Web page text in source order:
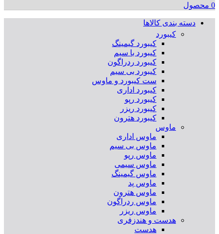
0 محصول
دسته بندی کالاها
کیبورد
کیبورد گیمینگ
کیبورد با سیم
کیبورد ردراگون
کیبورد بی سیم
ست کیبورد و ماوس
کیبورد اداری
کیبورد رپو
کیبورد ریزر
کیبورد هترون
ماوس
ماوس اداری
ماوس بی سیم
ماوس رپو
ماوس سیمی
ماوس گیمینگ
ماوس پد
ماوس هترون
ماوس ردراگون
ماوس ریزر
هدست و هندزفری
هدست